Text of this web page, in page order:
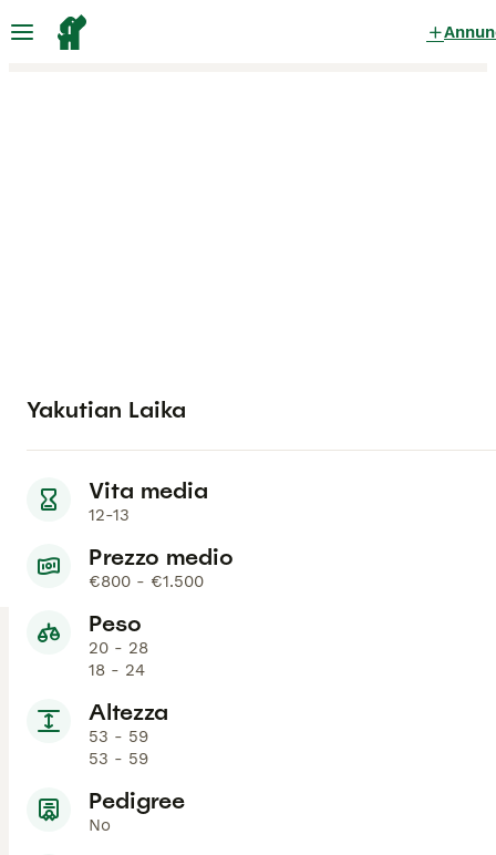
Yakutian Laika
Vita media
12-13
Prezzo medio
€800 - €1.500
Peso
20 - 28
18 - 24
Altezza
53 - 59
53 - 59
Pedigree
No